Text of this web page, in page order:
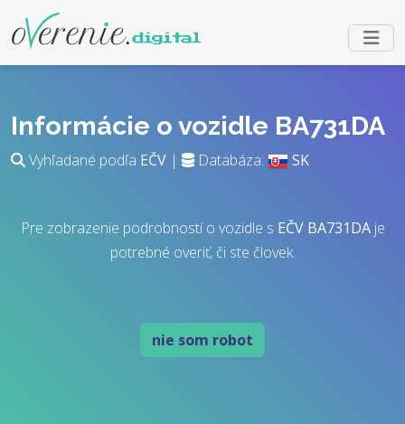
Informácie o vozidle BA731DA
Vyhľadané podľa EČV | Databáza: SK
Pre zobrazenie podrobností o vozidle s EČV BA731DAje
potrebné overiť, či ste človek.
nie som robot